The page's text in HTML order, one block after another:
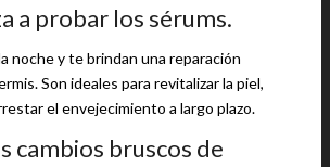
a probar los sérums.
noche y te brindan una reparación
Son ideales para revitalizar la piel,
el envejecimiento a largo plazo.
cambios bruscos de